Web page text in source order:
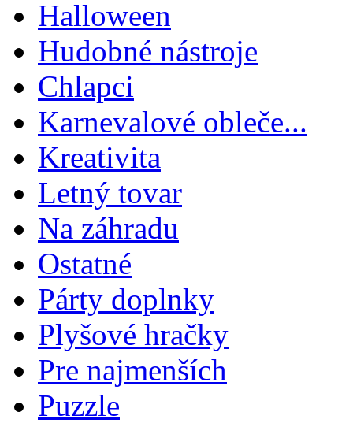
Halloween
Hudobné nástroje
Chlapci
Karnevalové obleče...
Kreativita
Letný tovar
Na záhradu
Ostatné
Párty doplnky
Plyšové hračky
Pre najmenších
Puzzle